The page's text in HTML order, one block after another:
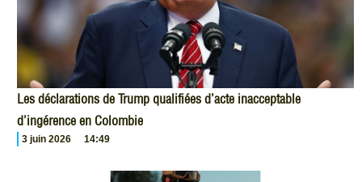
Les déclarations de Trump qualifiées d’acte inacceptable
d’ingérence en Colombie
3 juin 2026 14:49